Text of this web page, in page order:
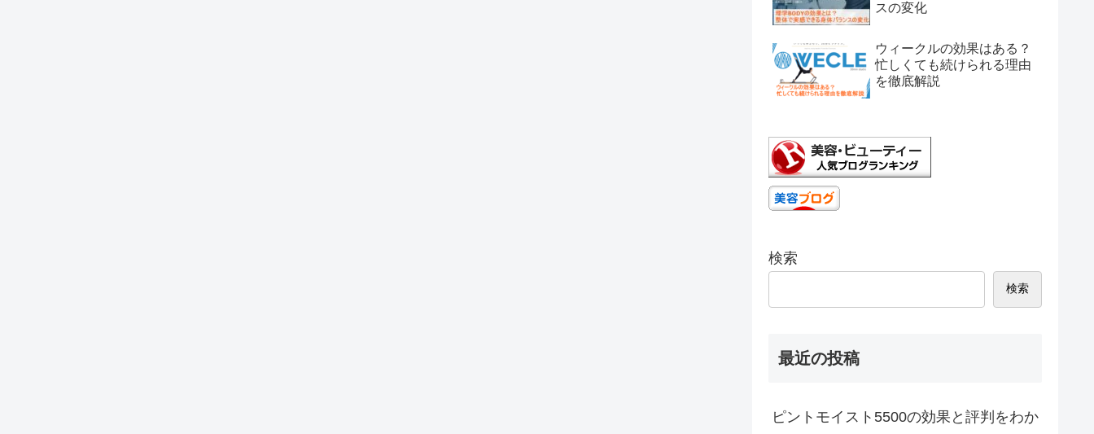
スの変化
ウィークルの効果はある？
忙しくても続けられる理由
を徹底解説
検索
検索
最近の投稿
ピントモイスト5500の効果と評判をわか